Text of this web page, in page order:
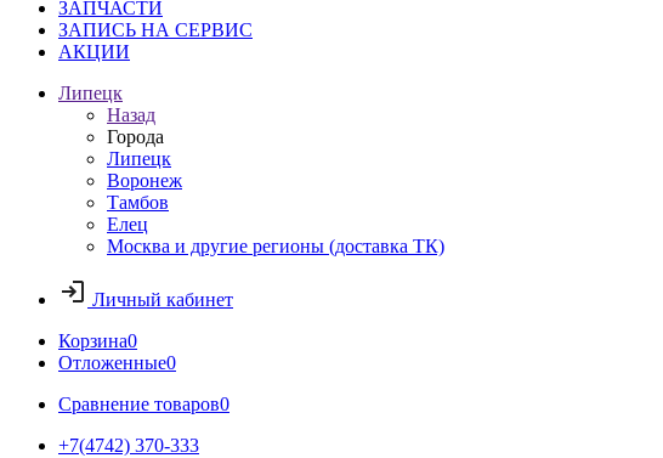
ЗАПЧАСТИ
ЗАПИСЬ НА СЕРВИС
АКЦИИ
Липецк
Назад
Города
Липецк
Воронеж
Тамбов
Елец
Москва и другие регионы (доставка ТК)
Личный кабинет
Корзина0
Отложенные0
Сравнение товаров0
+7(4742) 370-333